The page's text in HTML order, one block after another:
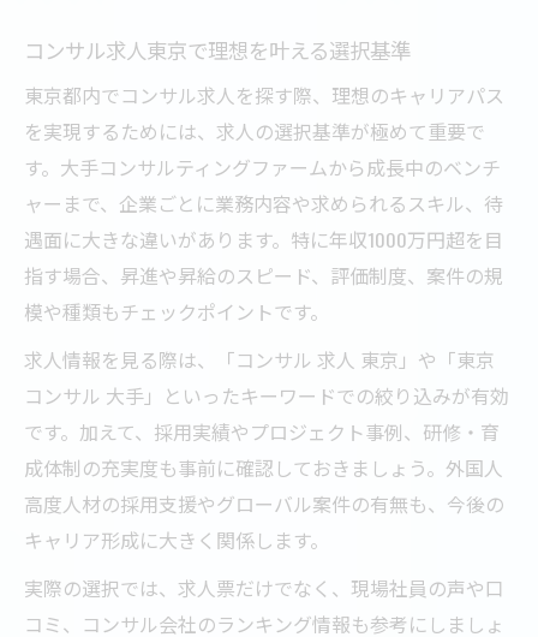
コンサル求人東京で理想を叶える選択基準
東京都内でコンサル求人を探す際、理想のキャリアパス
を実現するためには、求人の選択基準が極めて重要で
す。大手コンサルティングファームから成長中のベンチ
ャーまで、企業ごとに業務内容や求められるスキル、待
遇面に大きな違いがあります。特に年収1000万円超を目
指す場合、昇進や昇給のスピード、評価制度、案件の規
模や種類もチェックポイントです。
求人情報を見る際は、「コンサル 求人 東京」や「東京
コンサル 大手」といったキーワードでの絞り込みが有効
です。加えて、採用実績やプロジェクト事例、研修・育
成体制の充実度も事前に確認しておきましょう。外国人
高度人材の採用支援やグローバル案件の有無も、今後の
キャリア形成に大きく関係します。
実際の選択では、求人票だけでなく、現場社員の声や口
コミ、コンサル会社のランキング情報も参考にしましょ